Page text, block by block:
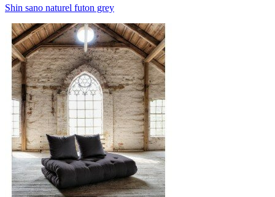
Shin sano naturel futon grey